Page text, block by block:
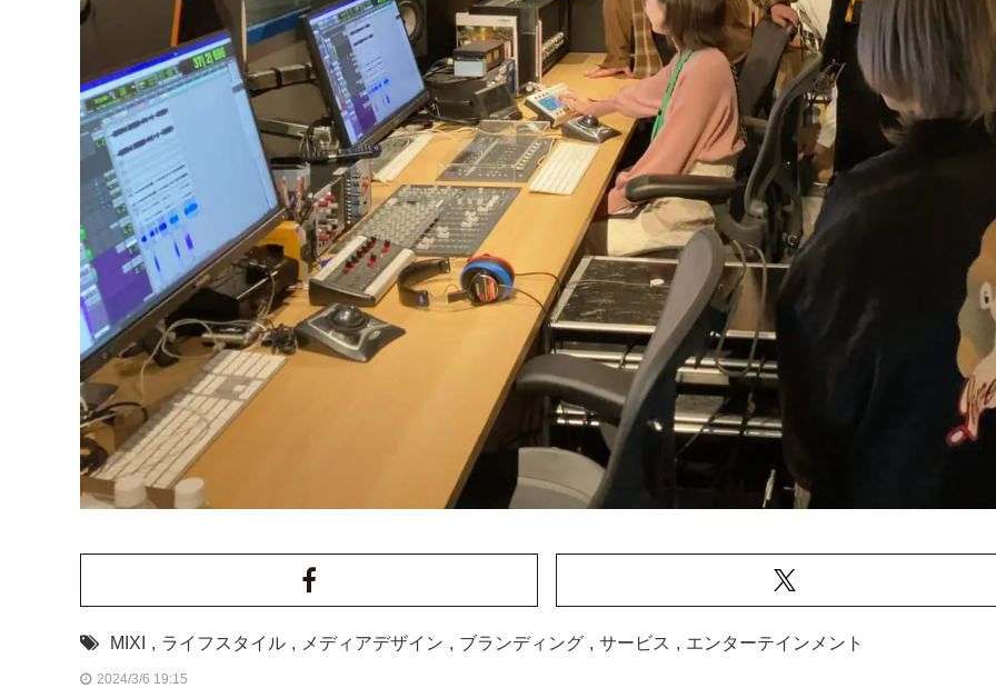
MIXI , ライフスタイル , メディアデザイン , ブランディング , サービス , エンターテインメント
2024/3/6 19:15